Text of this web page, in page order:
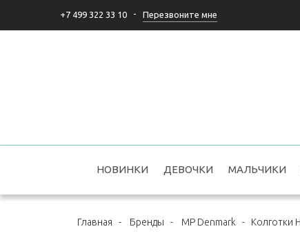
+7 499 322 33 10 - Перезвоните мне
НОВИНКИ ДЕВОЧКИ МАЛЬЧИКИ
Главная - Бренды - MP Denmark - Колготки